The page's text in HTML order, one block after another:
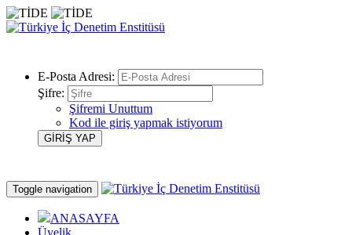
E-Posta Adresi:
Şifre:
Şifremi Unuttum
Kod ile giriş yapmak istiyorum
Toggle navigation
ANASAYFA
Üyelik